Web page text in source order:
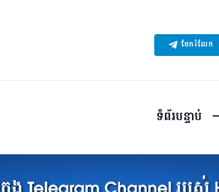
ចែករំលែក
ទំព័រ​បន្ទាប់